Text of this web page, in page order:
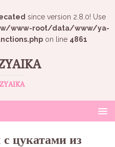
since version 2.8.0! Use
www-root/data/www/ya-
on line 4861
цукатами из